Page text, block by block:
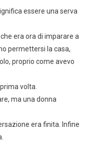
essere una serva
era ora di imparare a
permettersi la casa,
proprio come avevo
volta.
ma una donna
era finita. Infine